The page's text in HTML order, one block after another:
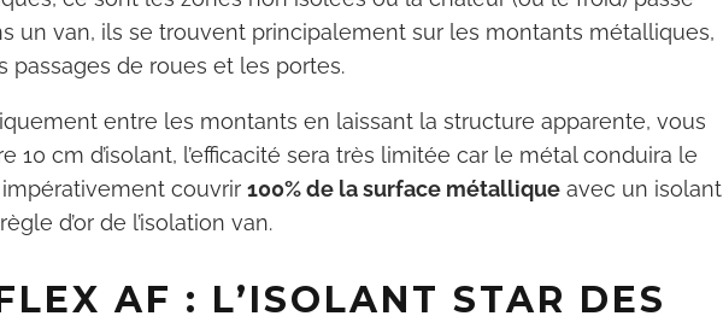
un van, ils se trouvent principalement sur les montants métalliques,
passages de roues et les portes.
entre les montants en laissant la structure apparente, vous
10 cm d’isolant, l’efficacité sera très limitée car le métal conduira le
couvrir 100% de la surface métallique avec un isolant
d’or de l’isolation van.
AF : L’ISOLANT STAR DES